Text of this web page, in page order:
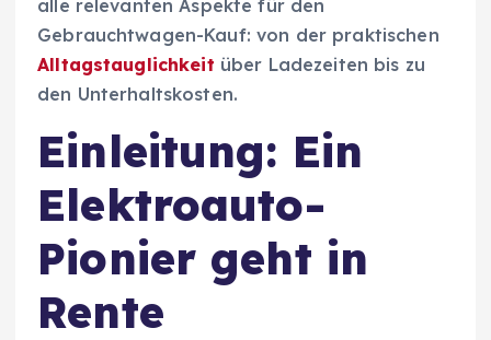
alle relevanten Aspekte für den
Gebrauchtwagen-Kauf: von der praktischen
Alltagstauglichkeit über Ladezeiten bis zu
den Unterhaltskosten.
Einleitung: Ein
Elektroauto-
Pionier geht in
Rente